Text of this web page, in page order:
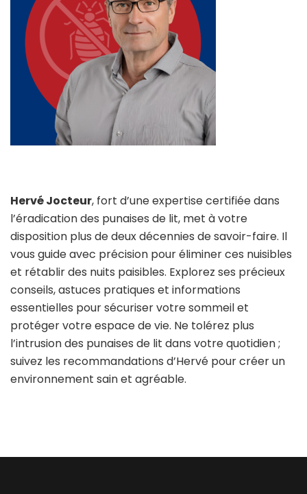
Hervé Jocteur, fort d’une expertise certifiée dans
l’éradication des punaises de lit, met à votre
disposition plus de deux décennies de savoir-faire. Il
vous guide avec précision pour éliminer ces nuisibles
et rétablir des nuits paisibles. Explorez ses précieux
conseils, astuces pratiques et informations
essentielles pour sécuriser votre sommeil et
protéger votre espace de vie. Ne tolérez plus
l’intrusion des punaises de lit dans votre quotidien ;
suivez les recommandations d’Hervé pour créer un
environnement sain et agréable.